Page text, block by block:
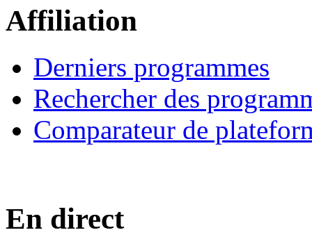
Affiliation
Derniers programmes
Rechercher des
Comparateur de
En direct